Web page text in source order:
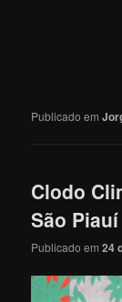
Publicado em
Clodo
São
Publicado em24